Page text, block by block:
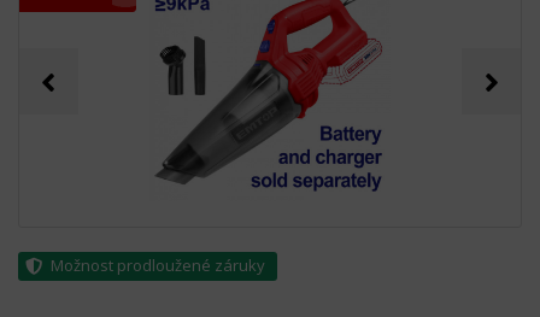
Možnost prodloužené záruky